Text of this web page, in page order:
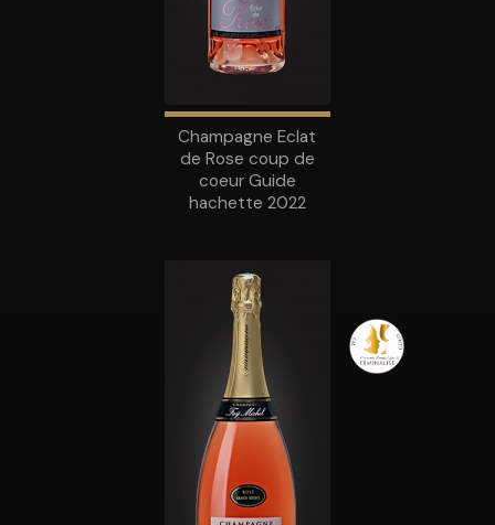
Champagne Eclat
de Rose coup de
coeur Guide
hachette 2022